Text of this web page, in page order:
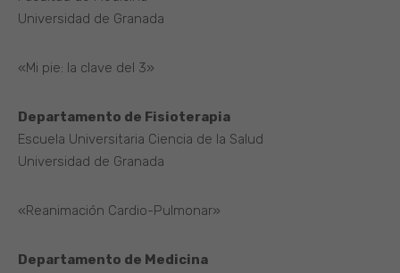
Universidad de Granada
«Mi pie: la clave del 3»
Departamento de Fisioterapia
Escuela Universitaria Ciencia de la Salud
Universidad de Granada
«Reanimación Cardio-Pulmonar»
Departamento de Medicina